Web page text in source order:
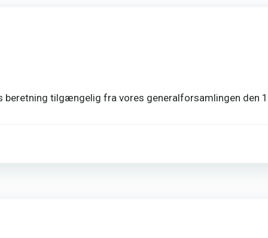
beretning tilgængelig fra vores generalforsamlingen den